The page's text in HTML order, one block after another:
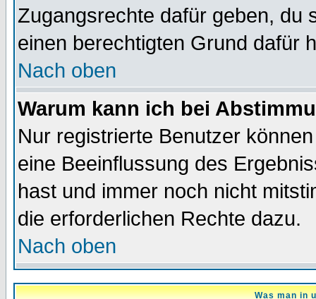
Zugangsrechte dafür geben, du
einen berechtigten Grund dafür
Nach oben
Warum kann ich bei
Nur registrierte Benutzer
eine Beeinflussung des
hast und immer noch nicht
die erforderlichen Rechte dazu.
Nach oben
Was man in